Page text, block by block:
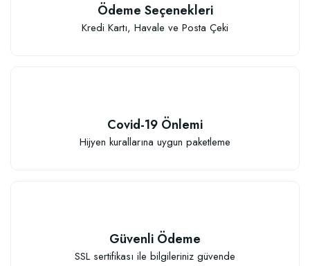
Sepete Ekle
Ödeme Seçenekleri
Kredi Kartı, Havale ve Posta Çeki
Covid-19 Önlemi
Hijyen kurallarına uygun paketleme
Güvenli Ödeme
SSL sertifikası ile bilgileriniz güvende